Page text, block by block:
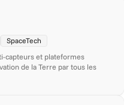
SpaceTech
capteurs et plateformes
de la Terre par tous les